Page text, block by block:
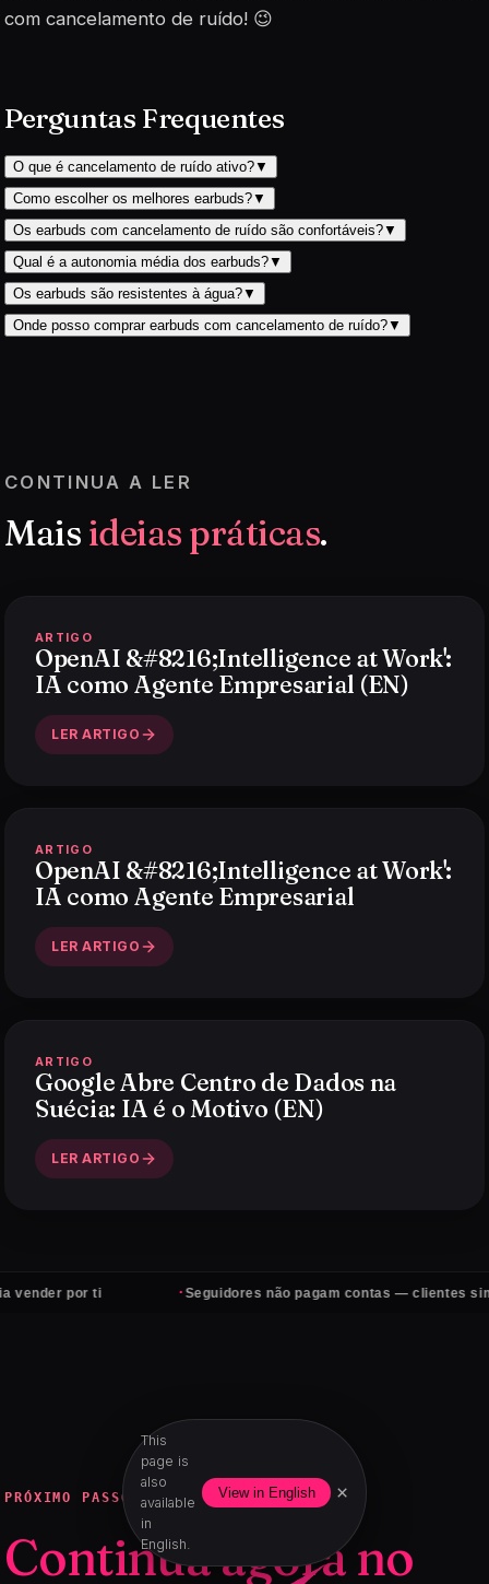
This
page is
also
available
in
English.
View in English ×
com cancelamento de ruído! 😉
Perguntas Frequentes
O que é cancelamento de ruído ativo?▼
Como escolher os melhores earbuds?▼
Os earbuds com cancelamento de ruído são confortáveis?▼
Qual é a autonomia média dos earbuds?▼
Os earbuds são resistentes à água?▼
Onde posso comprar earbuds com cancelamento de ruído?▼
CONTINUA A LER
Mais ideias práticas.
ARTIGO
OpenAI &#8216;Intelligence at Work':
IA como Agente Empresarial (EN)
LER ARTIGO
ARTIGO
OpenAI &#8216;Intelligence at Work':
IA como Agente Empresarial
LER ARTIGO
ARTIGO
Google Abre Centro de Dados na
Suécia: IA é o Motivo (EN)
LER ARTIGO
ti ·Seguidores não pagam contas — clientes sim
PRÓXIMO PASSO
Continua agora no